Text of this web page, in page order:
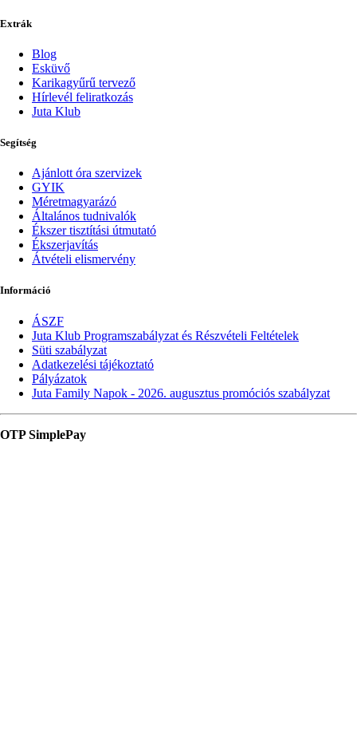
Extrák
Blog
Esküvő
Karikagyűrű tervező
Hírlevél feliratkozás
Juta Klub
Segítség
Ajánlott óra szervizek
GYIK
Méretmagyarázó
Általános tudnivalók
Ékszer tisztítási útmutató
Ékszerjavítás
Átvételi elismervény
Információ
ÁSZF
Juta Klub Programszabályzat és Részvételi Feltételek
Süti szabályzat
Adatkezelési tájékoztató
Pályázatok
Juta Family Napok - 2026. augusztus promóciós szabályzat
OTP SimplePay